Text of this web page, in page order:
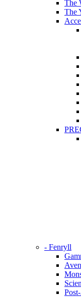
The
The
- Fenryll